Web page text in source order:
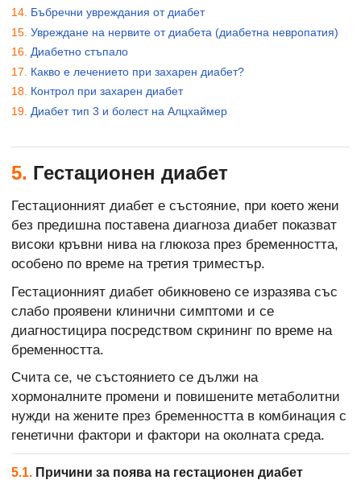
Бъбречни увреждания от диабет
Увреждане на нервите от диабета (диабетна невропатия)
Диабетно стъпало
Какво е лечението при захарен диабет?
Контрол при захарен диабет
Диабет тип 3 и болест на Алцхаймер
5. Гестационен диабет
Гестационният диабет е състояние, при което жени
без предишна поставена диагноза диабет показват
високи кръвни нива на глюкоза през бременността,
особено по време на третия триместър.
Гестационният диабет обикновено се изразява със
слабо проявени клинични симптоми и се
диагностицира посредством скрининг по време на
бременността.
Счита се, че състоянието се дължи на
хормоналните промени и повишените метаболитни
нужди на жените през бременността в комбинация с
генетични фактори и фактори на околната среда.
5.1. Причини за поява на гестационен диабет